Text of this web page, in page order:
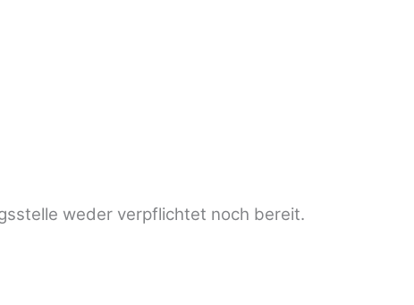
weder verpflichtet noch bereit.